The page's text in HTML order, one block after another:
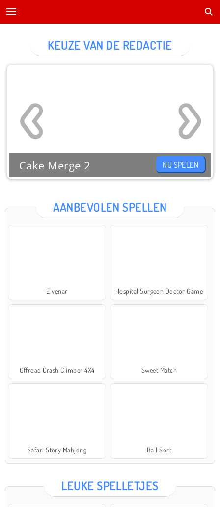
AANBEVOLEN SPELLEN
Elvenar Hospital Surgeon Doctor Game
Offroad Crash Climber 4X4 Sweet Match
Safari Story Mahjong Ball Sort
KEUZE VAN DE REDACTIE
Cake Merge 2 NU SPELEN
LEUKE SPELLETJES